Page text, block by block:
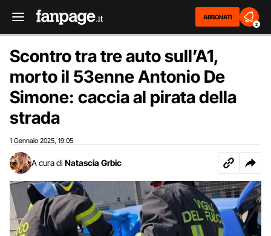
ABBONATI
2
Scontro tra tre auto sull’A1,
morto il 53enne Antonio De
Simone: caccia al pirata della
strada
1 Gennaio 2025 19:05
A cura di Natascia Grbic